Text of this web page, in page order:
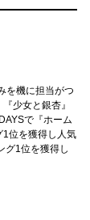
を機に担当がつ
少女と銀杏』
で『ホーム
1位を獲得し人気
グ1位を獲得し